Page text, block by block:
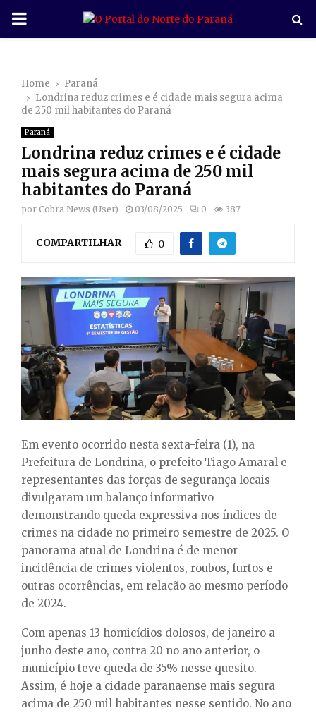
P
M
A
R
M
N
Home
Paraná
Londrina reduz crimes e é cidade mais segura acima
de 250 mil habitantes do Paraná
Paraná
Londrina reduz crimes e é cidade
mais segura acima de 250 mil
habitantes do Paraná
por Cobra News (User) 03/08/2025 0 387
COMPARTILHAR 0
Em evento ocorrido nesta sexta-feira (1), na
Prefeitura de Londrina, o prefeito Tiago Amaral e
representantes das forças de segurança locais
divulgaram um balanço informativo
demonstrando queda expressiva nos índices de
crimes na cidade no primeiro semestre de 2025. O
panorama atual de Londrina é de menor
incidência de crimes violentos, roubos, furtos e
outras ocorrências, em relação ao mesmo período
de 2024.
Com apenas 13 homicídios dolosos, de janeiro a
junho deste ano, contra 20 no ano anterior, o
município teve queda de 35% nesse quesito.
Assim, é hoje a cidade paranaense mais segura
acima de 250 mil habitantes nesse sentido. No ano